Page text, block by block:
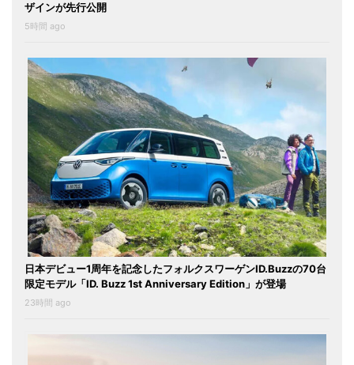
ザインが先行公開
5時間 ago
日本デビュー1周年を記念したフォルクスワーゲンID.Buzzの70台
限定モデル「ID. Buzz 1st Anniversary Edition」が登場
23時間 ago